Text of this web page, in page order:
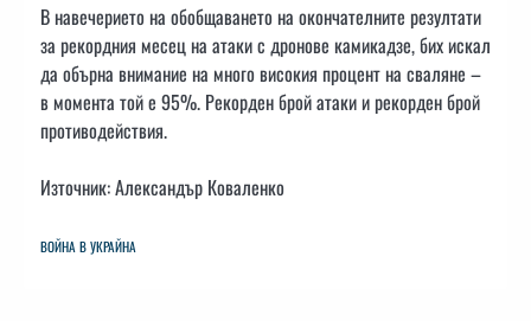
В навечерието на обобщаването на окончателните резултати
за рекордния месец на атаки с дронове камикадзе, бих искал
да обърна внимание на много високия процент на сваляне –
в момента той е 95%. Рекорден брой атаки и рекорден брой
противодействия.
Източник: Александър Коваленко
ВОЙНА В УКРАЙНА